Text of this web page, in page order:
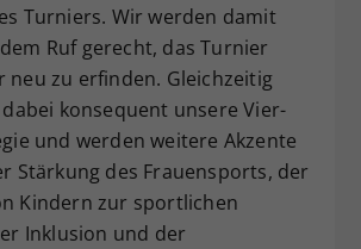
Turniers. Wir werden damit
Ruf gerecht, das Turnier
neu zu erfinden. Gleichzeitig
konsequent unsere Vier-
und werden weitere Akzente
Stärkung des Frauensports, der
Kindern zur sportlichen
Inklusion und der